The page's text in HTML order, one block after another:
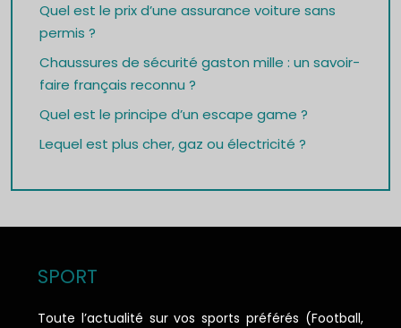
Quel est le prix d’une assurance voiture sans
permis ?
Chaussures de sécurité gaston mille : un savoir-
faire français reconnu ?
Quel est le principe d’un escape game ?
Lequel est plus cher, gaz ou électricité ?
SPORT
Toute l’actualité sur vos sports préférés (Football,